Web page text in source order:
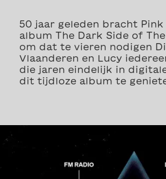
50 jaar geleden bracht
album The Dark Side of
om dat te vieren nodigen
Vlaanderen en Lucy
die jaren eindelijk in
dit tijdloze album te